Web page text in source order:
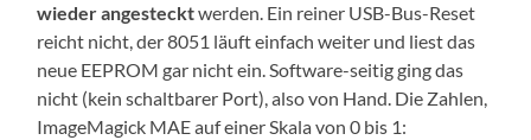
wieder angestecktwerden. Ein reiner USB-Bus-Reset
reicht nicht, der 8051 läuft einfach weiter und liest das
neue EEPROM gar nicht ein. Software-seitig ging das
nicht (kein schaltbarer Port), also von Hand. Die Zahlen,
ImageMagick MAE auf einer Skala von 0 bis 1: